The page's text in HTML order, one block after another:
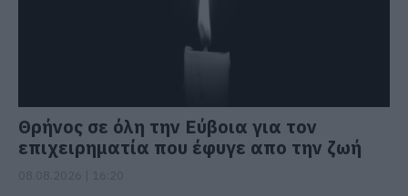
Θρήνος σε όλη την Εύβοια για τον
επιχειρηματία που έφυγε απο την ζωή